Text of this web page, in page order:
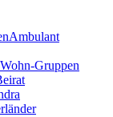
Ambulant
Gruppen